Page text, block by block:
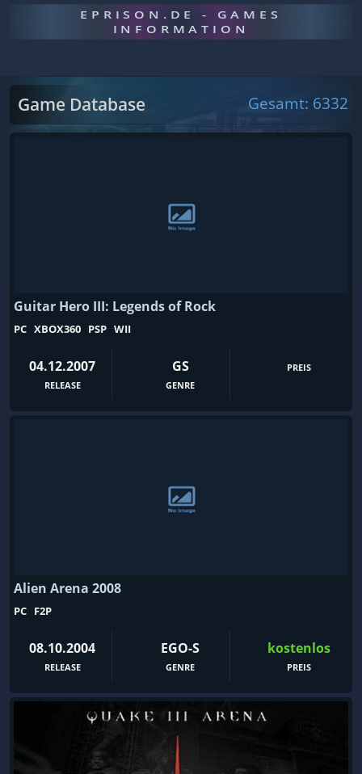
EPRISON.DE - GAMES
INFORMATION
Game Database Gesamt: 6332
Guitar Hero III: Legends of Rock
PC XBOX360 PSP WII
04.12.2007
RELEASE
GS
GENRE
PREIS
Alien Arena 2008
PC F2P
08.10.2004
RELEASE
EGO-S
GENRE
kostenlos
PREIS